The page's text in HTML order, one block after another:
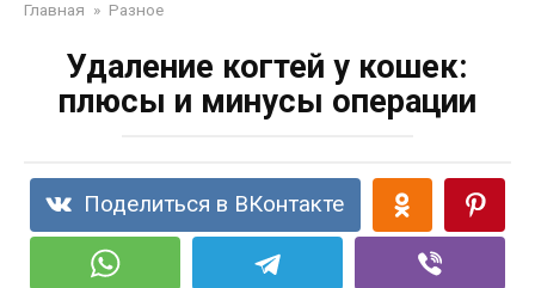
Главная » Разное
Удаление когтей у кошек:
плюсы и минусы операции
Поделиться в ВКонтакте